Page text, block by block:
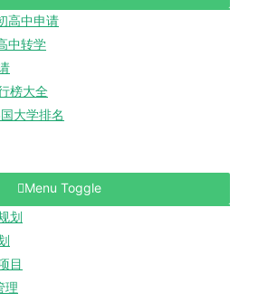
高中申请
中转学
榜大全
大学排名
Menu Toggle
划
目
理